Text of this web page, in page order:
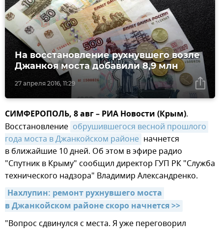
27 апреля 2016, 11:29
На восстановление рухнувшего возле
Джанкоя моста добавили 8,9 млн
СИМФЕРОПОЛЬ, 8 авг – РИА Новости (Крым).
Восстановление обрушившегося весной прошлого
года моста в Джанкойском районе начнется
в ближайшие 10 дней. Об этом в эфире радио
"Спутник в Крыму" сообщил директор ГУП РК "Служба
технического надзора" Владимир Александренко.
Нахлупин: ремонт рухнувшего моста
в Джанкойском районе скоро начнется >>
"Вопрос сдвинулся с места. Я уже переговорил